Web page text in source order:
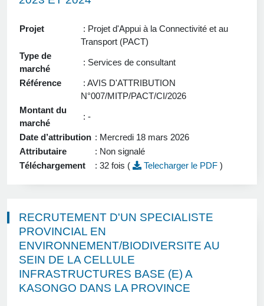
Projet
: Projet d'Appui à la Connectivité et au
Transport (PACT)
Type de
marché
: Services de consultant
Référence
: AVIS D'ATTRIBUTION
N°007/MITP/PACT/CI/2026
Montant du
marché
: -
Date d’attribution : Mercredi 18 mars 2026
Attributaire
: Non signalé
Téléchargement
: 32 fois ( Telecharger le PDF )
RECRUTEMENT D'UN SPECIALISTE
PROVINCIAL EN
ENVIRONNEMENT/BIODIVERSITE AU
SEIN DE LA CELLULE
INFRASTRUCTURES BASE (E) A
KASONGO DANS LA PROVINCE